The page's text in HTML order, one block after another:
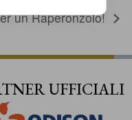
un Raperonzolo!
UFFICIALI